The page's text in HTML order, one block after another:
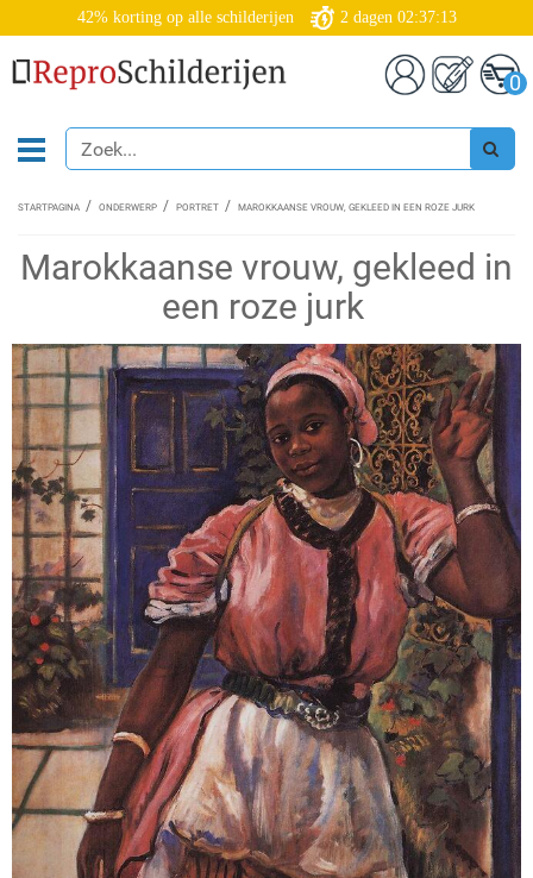
42% korting op alle schilderijen 2 dagen 02:37:12
0
STARTPAGINA ONDERWERP PORTRET MAROKKAANSE VROUW, GEKLEED IN EEN ROZE JURK
Marokkaanse vrouw, gekleed in
een roze jurk